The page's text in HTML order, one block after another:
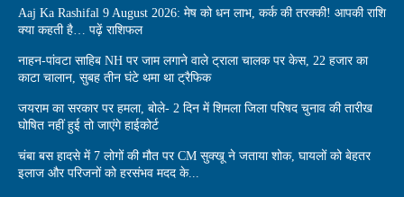
Aaj Ka Rashifal 9 August 2026: मेष को धन लाभ, कर्क की तरक्की! आपकी राशि
क्या कहती है… पढ़ें राशिफल
नाहन-पांवटा साहिब NH पर जाम लगाने वाले ट्राला चालक पर केस, 22 हजार का
काटा चालान, सुबह तीन घंटे थमा था ट्रैफिक
जयराम का सरकार पर हमला, बोले- 2 दिन में शिमला जिला परिषद चुनाव की तारीख
घोषित नहीं हुई तो जाएंगे हाईकोर्ट
चंबा बस हादसे में 7 लोगों की मौत पर CM सुक्खू ने जताया शोक, घायलों को बेहतर
इलाज और परिजनों को हरसंभव मदद के...